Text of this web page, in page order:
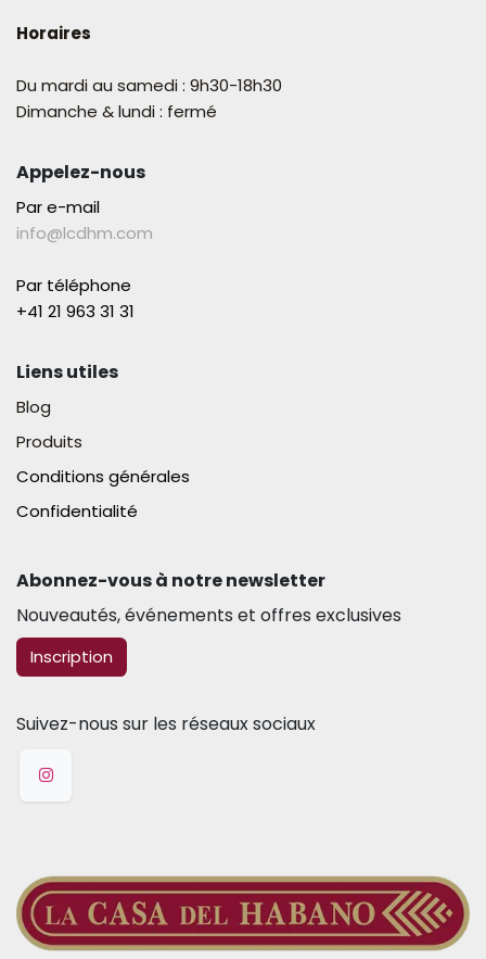
Horaires
Du mardi au samedi : 9h30-18h30
Dimanche & lundi : fermé
Appelez-nous
Par e-mail
info@lcdhm.com
Par téléphone
+41 21 963 31 31​
Liens utiles
Blog
Produits
Conditions générales
Confidentialité
Abonnez-vous à notre newsletter​
Nouveautés, événements et offres exclusives
​​​​Inscription
Suivez-nous sur les réseaux sociaux